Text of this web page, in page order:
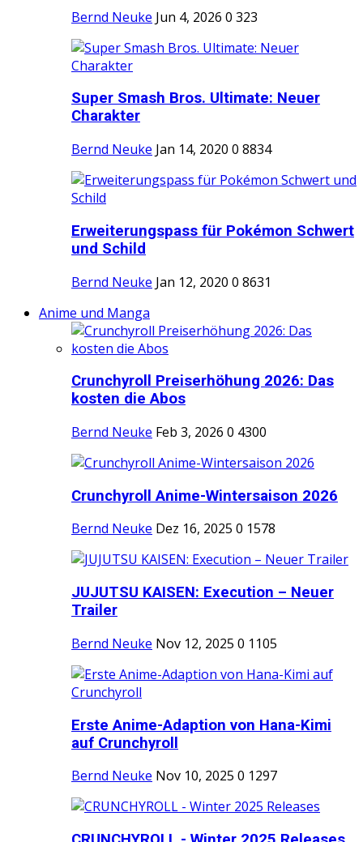
Bernd Neuke Jun 4, 2026 0 323
Super Smash Bros. Ultimate: Neuer
Charakter
Bernd Neuke Jan 14, 2020 0 8834
Erweiterungspass für Pokémon Schwert
und Schild
Bernd Neuke Jan 12, 2020 0 8631
Anime und Manga
Crunchyroll Preiserhöhung 2026: Das
kosten die Abos
Bernd Neuke Feb 3, 2026 0 4300
Crunchyroll Anime-Wintersaison 2026
Bernd Neuke Dez 16, 2025 0 1578
JUJUTSU KAISEN: Execution – Neuer
Trailer
Bernd Neuke Nov 12, 2025 0 1105
Erste Anime-Adaption von Hana-Kimi
auf Crunchyroll
Bernd Neuke Nov 10, 2025 0 1297